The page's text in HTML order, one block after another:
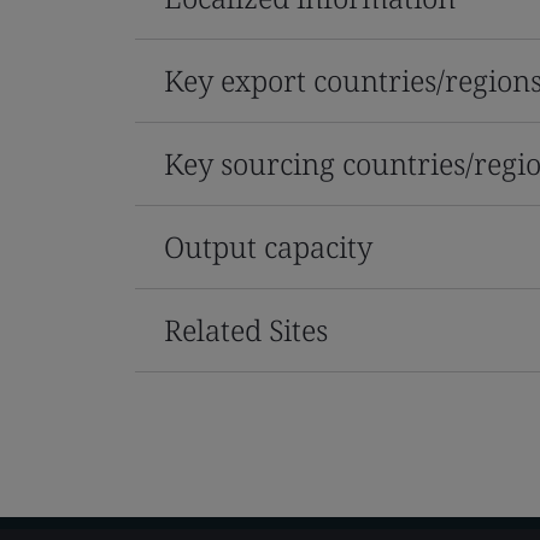
Key export countries/regions
Key sourcing countries/
Output capacity
Related Sites